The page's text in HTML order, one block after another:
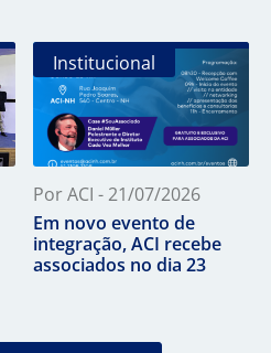
Institucional
Por ACI - 21/07/2026
Em novo evento de
integração, ACI recebe
associados no dia 23